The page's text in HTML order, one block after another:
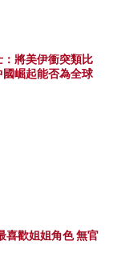
將美伊衝突類比
崛起能否為全球
喜歡姐姐角色 無官